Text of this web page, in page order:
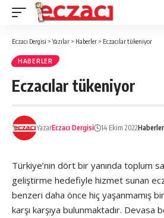
Eczacı Dergisi >Yazılar > Haberler > Eczacılar tükeniyor
HABERLER
Eczacılar tükeniyor
YazarEczacı Dergisi 14 Ekim 2022Haberler
Türkiye’nin dört bir yanında toplum
geliştirme hedefiyle hizmet sunan
benzeri daha önce hiç yaşanmamış
karşı karşıya bulunmaktadır. Devasa